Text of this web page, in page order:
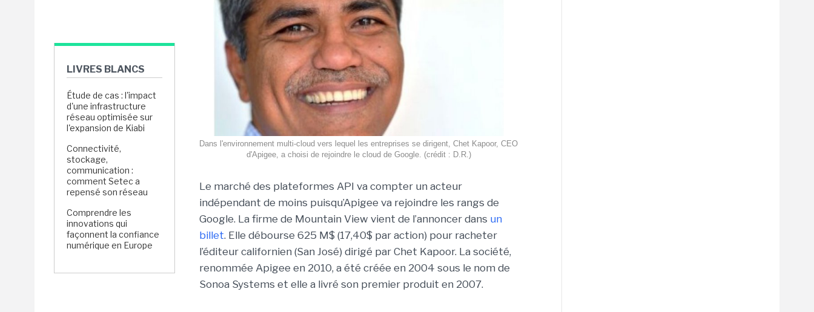
LIVRES BLANCS
Étude de cas : l'impact
d'une infrastructure
réseau optimisée sur
l'expansion de Kiabi
Connectivité,
stockage,
communication :
comment Setec a
repensé son réseau
Comprendre les
innovations qui
façonnent la confiance
numérique en Europe
Dans l'environnement multi-cloud vers lequel les entreprises se dirigent, Chet Kapoor, CEO
d'Apigee, a choisi de rejoindre le cloud de Google. (crédit : D.R.)
Le marché des plateformes API va compter un acteur
indépendant de moins puisqu’Apigee va rejoindre les rangs de
Google. La firme de Mountain View vient de l’annoncer dans un
billet. Elle débourse 625 M$ (17,40$ par action) pour racheter
l’éditeur californien (San José) dirigé par Chet Kapoor. La société,
renommée Apigee en 2010, a été créée en 2004 sous le nom de
Sonoa Systems et elle a livré son premier produit en 2007.